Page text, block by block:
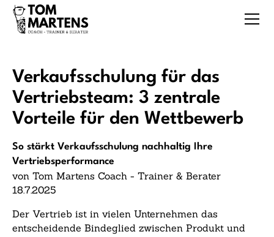
Verkaufsschulung für das
Vertriebsteam: 3 zentrale
Vorteile für den Wettbewerb
So stärkt Verkaufsschulung nachhaltig Ihre
Vertriebsperformance
von Tom Martens Coach - Trainer & Berater
18.7.2025
Der Vertrieb ist in vielen Unternehmen das
entscheidende Bindeglied zwischen Produkt und